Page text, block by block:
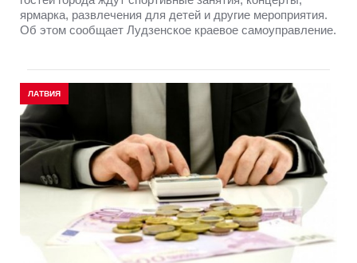
ярмарка, развлечения для детей и другие мероприятия.
Об этом сообщает Лудзенское краевое самоуправление.
ЛАТВИЯ